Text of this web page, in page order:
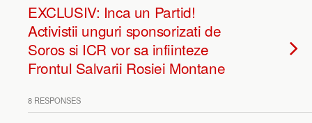
EXCLUSIV: Inca un Partid!
Activistii unguri sponsorizati de
Soros si ICR vor sa infiinteze
Frontul Salvarii Rosiei Montane
8 RESPONSES